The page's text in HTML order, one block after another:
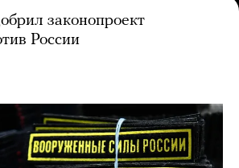
законопроект
России